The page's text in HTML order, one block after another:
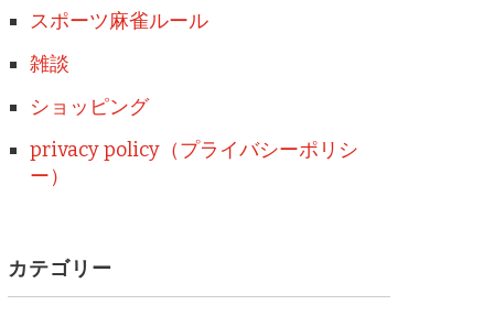
スポーツ麻雀ルール
雑談
ショッピング
privacy policy（プライバシーポリシ
ー）
カテゴリー